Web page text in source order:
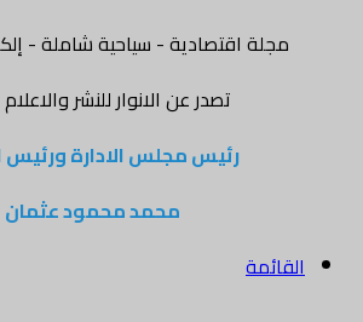
مجلة اقتصادية - سياحية شاملة -
تصدر عن الانوار للنشر
رئيس مجلس الادارة ورئيس
محمد محمود عثمان
القائمة